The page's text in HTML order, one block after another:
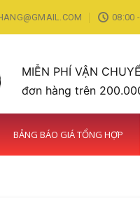
08:00
MIỄN PHÍ VẬN
đơn hàng trên
BẢNG BÁO GIÁ TỔNG HỢP
CÁC KHU VỰC TIN
HUYỆN